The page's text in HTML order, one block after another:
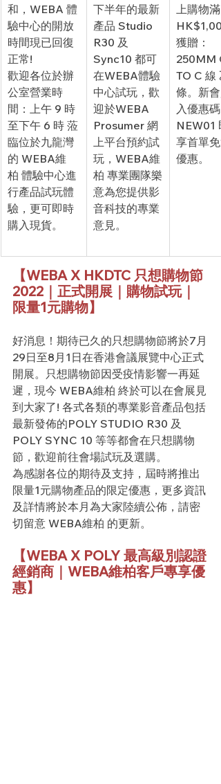
和，WEBA 體
驗中心的開放
時間現已回復
正常!
歡迎各位於辦
公室營業時
間：上午 9 時
至下午 6 時 蒞
臨位於九龍灣
的 WEBA維
柏 體驗中心進
行產品試玩體
驗，更可即時
購入現貨。
下半年的最新
產品 Studio
R30 及
Sync10 都可
在WEBA體驗
中心試玩，歡
迎於WEBA
Prosumer 網
上平台預約試
玩，WEBA維
柏 專業團隊樂
意為您提供影
音科技的專業
意見。
上購物滿
獲贈：
250MM
TO C 線
條。新會
入優惠碼:
NEW01
享首單免
優惠。
【WEBA X HKDTC 只想購物節
2022｜正式開展｜購物試玩｜
限量1元購物】
好消息！期待已久的只想購物節將於7月
29日至8月1日在香港會議展覽中心正式
開展。只想購物節因受疫情影響一再延
遲，現今 WEBA維柏 終於可以在會展見
到大家了! 各式各類的專業影音產品包括
最新發佈的POLY STUDIO R30 及
POLY SYNC 10 等等都會在只想購物
節，歡迎前往會場試玩及選購。
為感謝各位的期待及支持，屆時將推出
限量1元購物產品的限定優惠，更多資訊
及詳情將於本月為大家陸續公佈，請密
切留意 WEBA維柏 的更新。
【WEBA X POLY 最高級別認證
經銷商｜WEBA維柏客戶專享優
惠】